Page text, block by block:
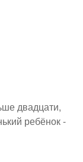
двадцати,
ребёнок -